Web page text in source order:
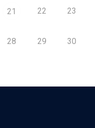
21 22 23
28 29 30